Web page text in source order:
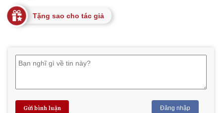
Tặng sao cho tác giả
Gửi bình luận Đăng nhập